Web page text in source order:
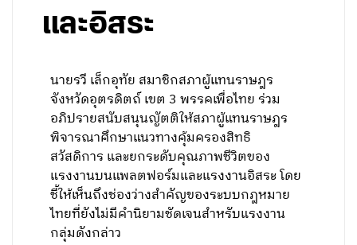
และอิสระ
นายรวี เล็กอุทัย สมาชิกสภาผู้แทนราษฎร
จังหวัดอุตรดิตถ์ เขต 3 พรรคเพื่อไทย ร่วม
อภิปรายสนับสนุนญัตติให้สภาผู้แทนราษฎร
พิจารณาศึกษาแนวทางคุ้มครองสิทธิ
สวัสดิการ และยกระดับคุณภาพชีวิตของ
แรงงานบนแพลตฟอร์มและแรงงานอิสระ โดย
ชี้ให้เห็นถึงช่องว่างสำคัญของระบบกฎหมาย
ไทยที่ยังไม่มีคำนิยามชัดเจนสำหรับแรงงาน
กลุ่มดังกล่าว